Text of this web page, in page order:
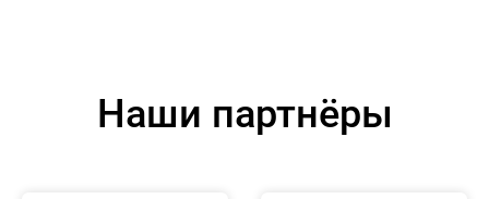
Наши партнёры